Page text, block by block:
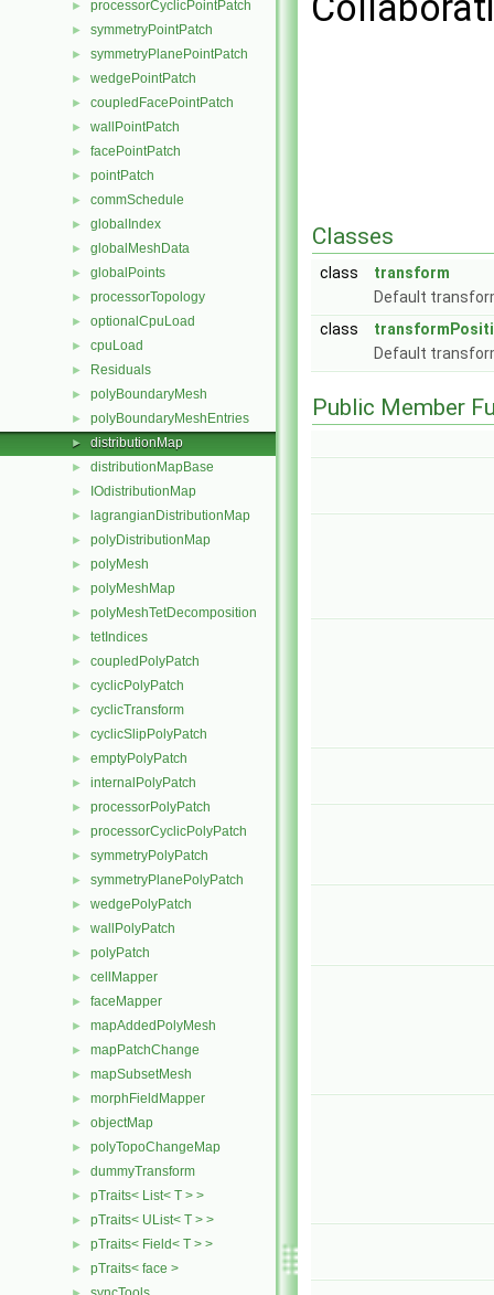
► processorCyclicPointPatch
► symmetryPointPatch
► symmetryPlanePointPatch
► wedgePointPatch
► coupledFacePointPatch
► wallPointPatch
► facePointPatch
► pointPatch
► commSchedule
► globalIndex
► globalMeshData
► globalPoints
► processorTopology
► optionalCpuLoad
► cpuLoad
► Residuals
► polyBoundaryMesh
► polyBoundaryMeshEntries
► distributionMap
► distributionMapBase
► IOdistributionMap
► lagrangianDistributionMap
► polyDistributionMap
► polyMesh
► polyMeshMap
► polyMeshTetDecomposition
► tetIndices
► coupledPolyPatch
► cyclicPolyPatch
► cyclicTransform
► cyclicSlipPolyPatch
► emptyPolyPatch
► internalPolyPatch
► processorPolyPatch
► processorCyclicPolyPatch
► symmetryPolyPatch
► symmetryPlanePolyPatch
► wedgePolyPatch
► wallPolyPatch
► polyPatch
► cellMapper
► faceMapper
► mapAddedPolyMesh
► mapPatchChange
► mapSubsetMesh
► morphFieldMapper
► objectMap
► polyTopoChangeMap
► dummyTransform
► pTraits< List< T > >
► pTraits< UList< T > >
► pTraits< Field< T > >
► pTraits< face >
Classes
class
transform
Default
class
Default
Public Member